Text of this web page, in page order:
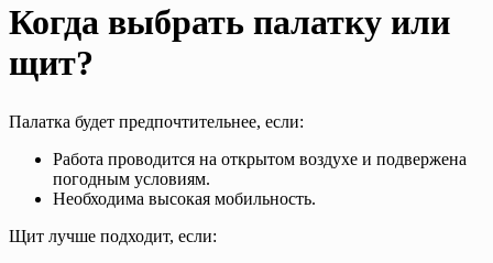
Когда выбрать палатку или
щит?
Палатка будет предпочтительнее, если:
Работа проводится на открытом воздухе и подвержена
погодным условиям.
Необходима высокая мобильность.
Щит лучше подходит, если: